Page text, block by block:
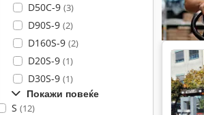
D50C-9 (3)
D90S-9 (2)
D160S-9 (2)
D20S-9 (1)
D30S-9 (1)
Покажи повеќе
S (12)